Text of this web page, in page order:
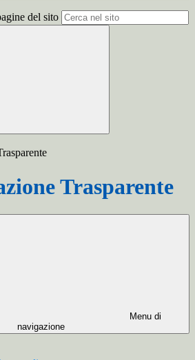
del sito
Trasparente
Menu di
navigazione